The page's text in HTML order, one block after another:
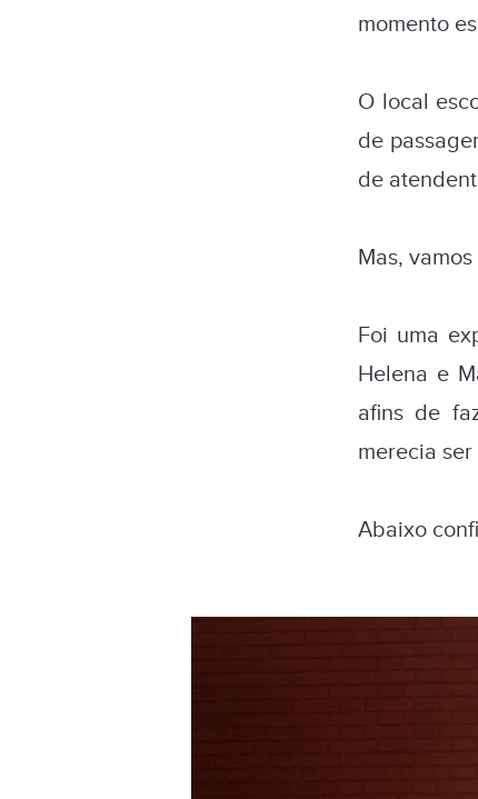
momento
O local
de
de
Mas,
Foi uma
Helena e
afins de
merecia
Abaixo